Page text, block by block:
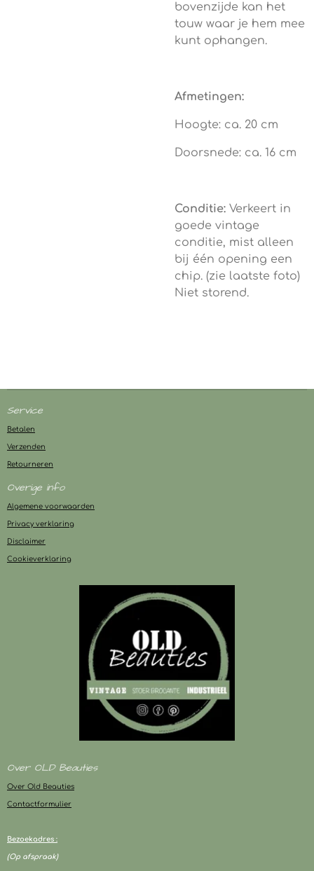
bovenzijde kan het
touw waar je hem mee
kunt ophangen.
Afmetingen:
Hoogte: ca. 20 cm
Doorsnede: ca. 16 cm
Conditie: Verkeert in
goede vintage
conditie, mist alleen
bij één opening een
chip. (zie laatste foto)
Niet storend.
Service
Betalen
Verzenden
Retourneren
Overige info
Algemene voorwaarden
Privacy verklaring
Disclaimer
Cookieverklaring
Over OLD Beauties
Over Old Beauties
Contactformulier
Bezoekadres :
(Op afspraak)